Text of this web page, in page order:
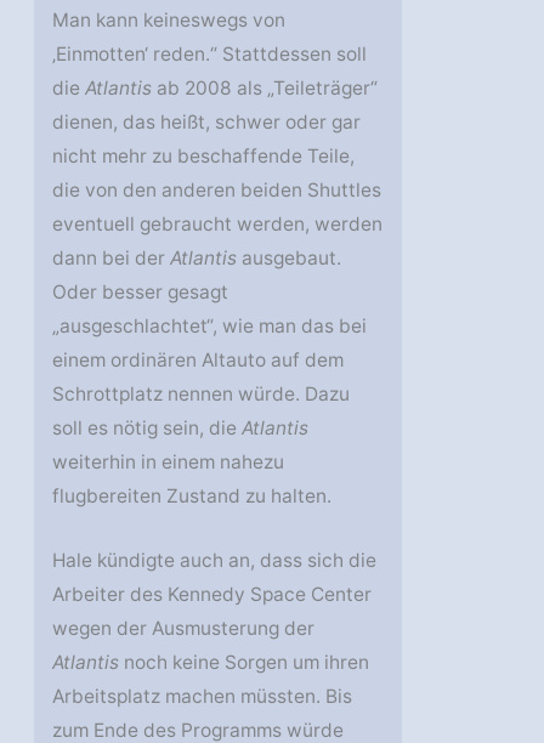
Man kann keineswegs von
‚Einmotten‘ reden.“ Stattdessen soll
dieAtlantis ab 2008 als „Teileträger“
dienen, das heißt, schwer oder gar
nicht mehr zu beschaffende Teile,
die von den anderen beiden Shuttles
eventuell gebraucht werden, werden
dann bei derAtlantis ausgebaut.
Oder besser gesagt
„ausgeschlachtet“, wie man das bei
einem ordinären Altauto auf dem
Schrottplatz nennen würde. Dazu
soll es nötig sein, dieAtlantis
weiterhin in einem nahezu
flugbereiten Zustand zu halten.
Hale kündigte auch an, dass sich die
Arbeiter des Kennedy Space Center
wegen der Ausmusterung der
Atlantis noch keine Sorgen um ihren
Arbeitsplatz machen müssten. Bis
zum Ende des Programms würde